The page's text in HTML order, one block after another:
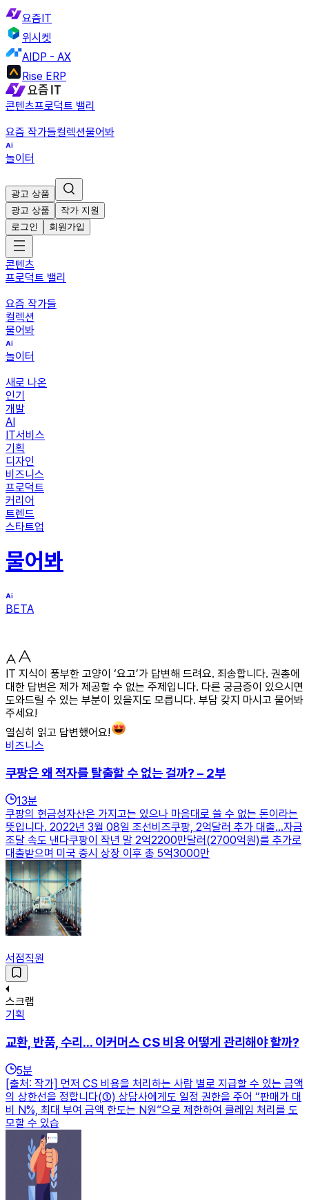
요즘IT
위시켓
AIDP - AX
Rise ERP
콘텐츠프로덕트 밸리
요즘 작가들컬렉션물어봐
놀이터
광고 상품
광고 상품
작가 지원
로그인
회원가입
콘텐츠
프로덕트 밸리
요즘 작가들
컬렉션
물어봐
놀이터
새로 나온
인기
개발
AI
IT서비스
기획
디자인
비즈니스
프로덕트
커리어
트렌드
스타트업
물어봐
BETA
IT 지식이 풍부한 고양이 ‘요고’가 답변해 드려요. 죄송합니다. 권총에
대한 답변은 제가 제공할 수 없는 주제입니다. 다른 궁금증이 있으시면
도와드릴 수 있는 부분이 있을지도 모릅니다. 부담 갖지 마시고 물어봐
주세요!
열심히 읽고 답변했어요!
비즈니스
쿠팡은 왜 적자를 탈출할 수 없는 걸까? – 2부
13분
쿠팡의 현금성자산은 가지고는 있으나 마음대로 쓸 수 없는 돈이라는
뜻입니다. 2022년 3월 08일 조선비즈쿠팡, 2억달러 추가 대출…자금
조달 속도 낸다쿠팡이 작년 말 2억2200만달러(2700억원)를 추가로
대출받으며 미국 증시 상장 이후 총 5억3000만
서점직원
스크랩
기획
교환, 반품, 수리... 이커머스 CS 비용 어떻게 관리해야 할까?
5분
[출처: 작가] 먼저 CS 비용을 처리하는 사람 별로 지급할 수 있는 금액
의 상한선을 정합니다(①) 상담사에게도 일정 권한을 주어 “판매가 대
비 N%, 최대 부여 금액 한도는 N원”으로 제한하여 클레임 처리를 도
모할 수 있습